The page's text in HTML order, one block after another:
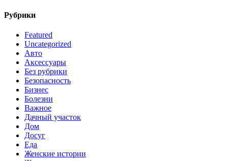
Рубрики
Featured
Uncategorized
Авто
Аксессуары
Без рубрики
Безопасность
Бизнес
Болезни
Важное
Дачный участок
Дом
Досуг
Еда
Женские истории